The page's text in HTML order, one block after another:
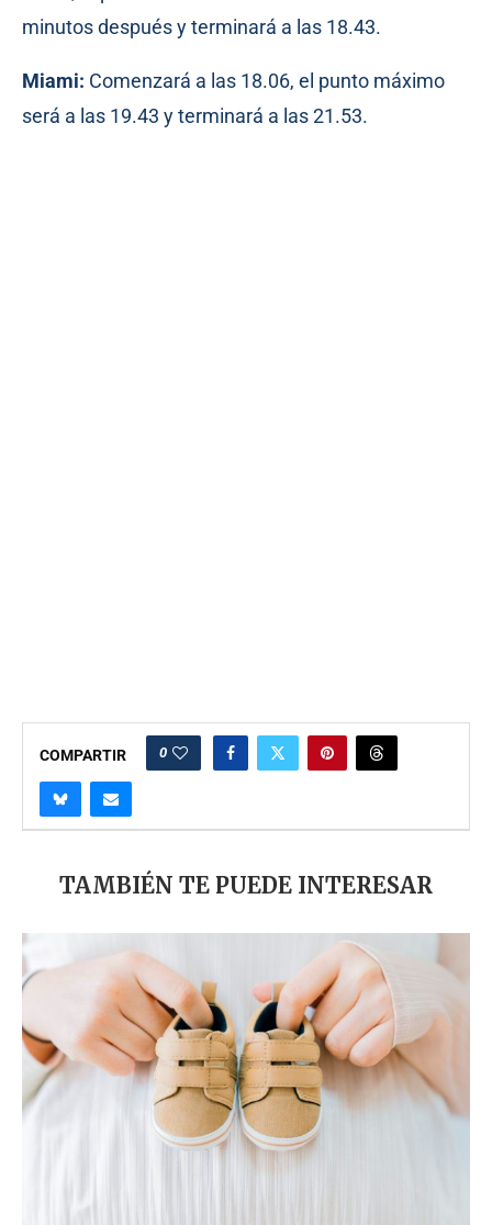
minutos después y terminará a las 18.43.
Miami: Comenzará a las 18.06, el punto máximo
será a las 19.43 y terminará a las 21.53.
COMPARTIR 0
TAMBIÉN TE PUEDE INTERESAR